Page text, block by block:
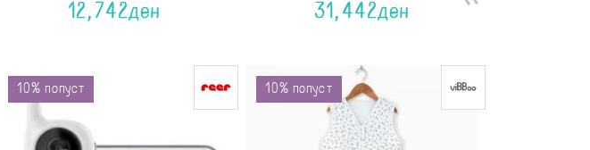
12,742ден 31,442ден
10% попуст 10% попуст